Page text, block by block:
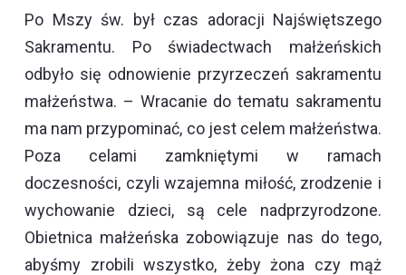
Po Mszy św. był czas adoracji Najświętszego
Sakramentu. Po świadectwach małżeńskich
odbyło się odnowienie przyrzeczeń sakramentu
małżeństwa. – Wracanie do tematu sakramentu
ma nam przypominać, co jest celem małżeństwa.
Poza celami zamkniętymi w ramach
doczesności, czyli wzajemna miłość, zrodzenie i
wychowanie dzieci, są cele nadprzyrodzone.
Obietnica małżeńska zobowiązuje nas do tego,
abyśmy zrobili wszystko, żeby żona czy mąż